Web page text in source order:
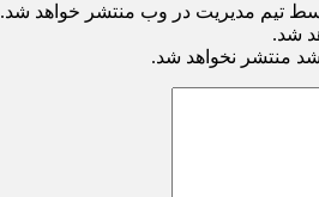
تیم مدیریت در وب منتشر خواهد شد.
شد.
منتشر نخواهد شد.